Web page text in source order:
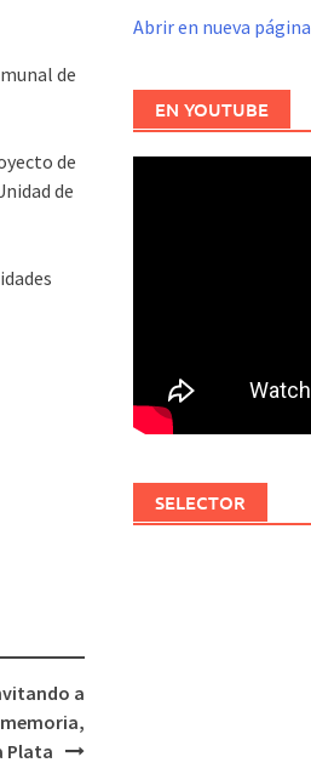
de
de
de
a
Plata
Abrir en nueva página
EN YOUTUBE
SELECTOR